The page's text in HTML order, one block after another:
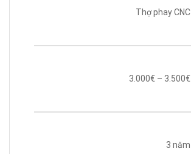
Thợ phay CNC
3.000€ – 3.500€
3 năm